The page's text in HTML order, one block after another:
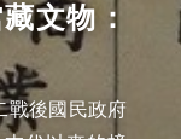
文物：
戰後國民政府